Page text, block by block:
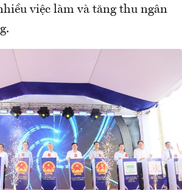
việc làm và tăng thu ngân